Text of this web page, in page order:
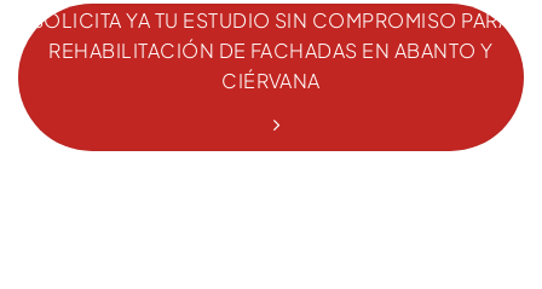
SOLICITA YA TU ESTUDIO SIN COMPROMISO PARA
REHABILITACIÓN DE FACHADAS EN ABANTO Y
CIÉRVANA